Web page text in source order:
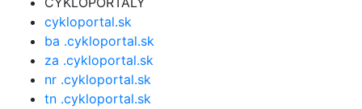
cykloportal.sk
ba .cykloportal.sk
za .cykloportal.sk
nr .cykloportal.sk
tn .cykloportal.sk